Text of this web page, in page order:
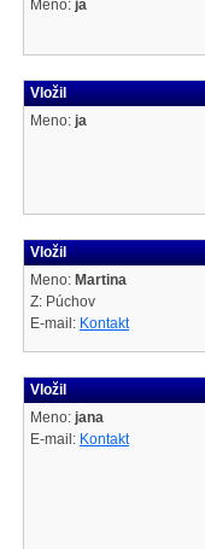
Meno: ja
Vložil
Meno: ja
Vložil
Meno: Martina
Z: Púchov
E-mail: Kontakt
Vložil
Meno: jana
E-mail: Kontakt